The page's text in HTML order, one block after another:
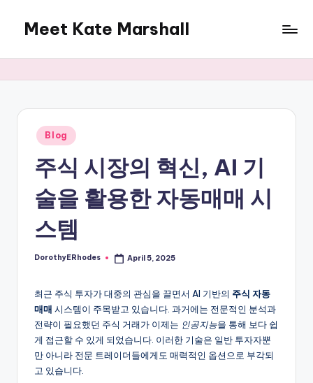
content
Meet Kate Marshall
to
full
spectrum
blog
Posted
in
Blog
주식 시장의 혁신, AI 기
술을 활용한 자동매매 시
스템
Posted
DorothyERhodes April 5, 2025
최근 주식 투자가 대중의 관심을 끌면서 AI 기반의 주식 자동
매매 시스템이 주목받고 있습니다. 과거에는 전문적인 분석과
전략이 필요했던 주식 거래가 이제는 인공지능을 통해 보다 쉽
게 접근할 수 있게 되었습니다. 이러한 기술은 일반 투자자뿐
만 아니라 전문 트레이더들에게도 매력적인 옵션으로 부각되
고 있습니다.